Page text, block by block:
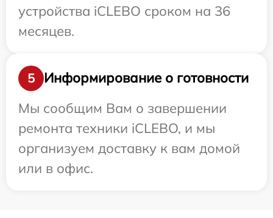
устройства iCLEBO сроком на 36
месяцев.
5
Информирование о готовности
Мы сообщим Вам о завершении
ремонта техники iCLEBO, и мы
организуем доставку к вам домой
или в офис.